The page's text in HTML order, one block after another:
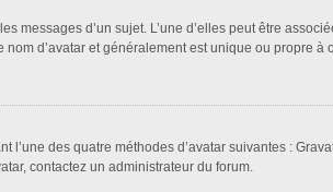
messages d’un sujet. L’une d’elles peut être
d’avatar et généralement est unique ou propre à
des quatre méthodes d’avatar suivantes :
contactez un administrateur du forum.